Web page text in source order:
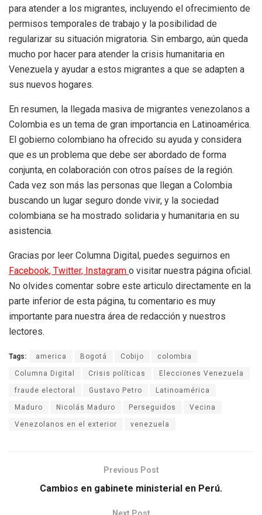
para atender a los migrantes, incluyendo el ofrecimiento de
permisos temporales de trabajo y la posibilidad de
regularizar su situación migratoria. Sin embargo, aún queda
mucho por hacer para atender la crisis humanitaria en
Venezuela y ayudar a estos migrantes a que se adapten a
sus nuevos hogares.
En resumen, la llegada masiva de migrantes venezolanos a
Colombia es un tema de gran importancia en Latinoamérica.
El gobierno colombiano ha ofrecido su ayuda y considera
que es un problema que debe ser abordado de forma
conjunta, en colaboración con otros países de la región.
Cada vez son más las personas que llegan a Colombia
buscando un lugar seguro donde vivir, y la sociedad
colombiana se ha mostrado solidaria y humanitaria en su
asistencia.
Gracias por leer Columna Digital, puedes seguirnos en
Facebook, Twitter, Instagram o visitar nuestra página oficial.
No olvides comentar sobre este articulo directamente en la
parte inferior de esta página, tu comentario es muy
importante para nuestra área de redacción y nuestros
lectores.
Tags: america Bogotá Cobijo colombia
Columna Digital Crisis políticas Elecciones Venezuela
fraude electoral Gustavo Petro Latinoamérica
Maduro Nicolás Maduro Perseguidos Vecina
Venezolanos en el exterior venezuela
Previous Post
Cambios en gabinete ministerial en Perú.